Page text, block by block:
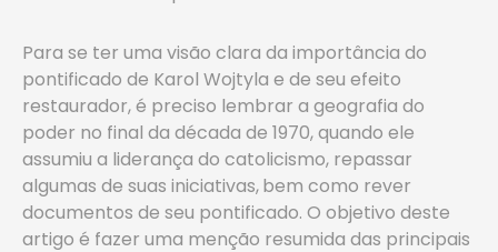
Para se ter uma visão clara da importância do
pontificado de Karol Wojtyla e de seu efeito
restaurador, é preciso lembrar a geografia do
poder no final da década de 1970, quando ele
assumiu a liderança do catolicismo, repassar
algumas de suas iniciativas,bem como rever
documentos de seu pontificado. O objetivo deste
artigo é fazer uma menção resumida das principais